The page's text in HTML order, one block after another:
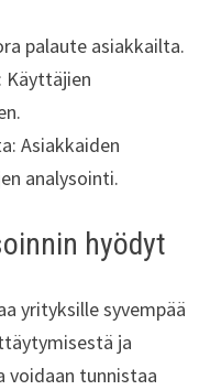
palaute asiakkailta.
Käyttäjien
Asiakkaiden
analysointi.
hyödyt
yrityksille syvempää
ja
voidaan tunnistaa